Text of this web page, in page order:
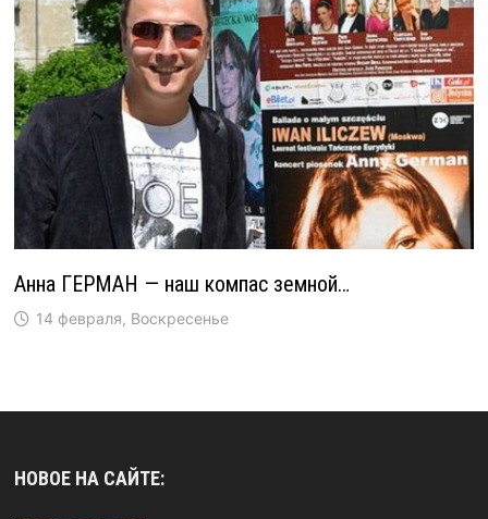
Анна ГЕРМАН — наш компас земной…
14 февраля, Воскресенье
НОВОЕ НА САЙТЕ: